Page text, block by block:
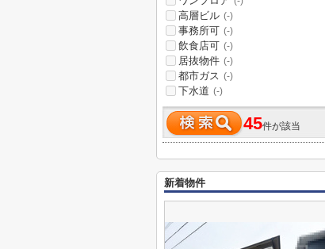
高層ビル (-)
事務所可 (-)
飲食店可 (-)
居抜物件 (-)
都市ガス (-)
下水道 (-)
45件が該当
新着物件